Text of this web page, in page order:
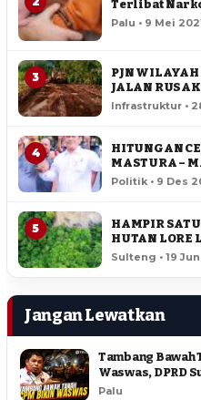
Terlibat
Palu • 9 Mei
3
PJN
JALAN
Infrastruktur •
4
HITUNGAN
MASTURA –
SULTENG
Politik • 9 Des
5
HAMPIR
HUTAN LORE
HEKTAR
Sulteng • 19
Jangan Lewatkan
Tambang Bawah
Waswas, DPRD
Palu